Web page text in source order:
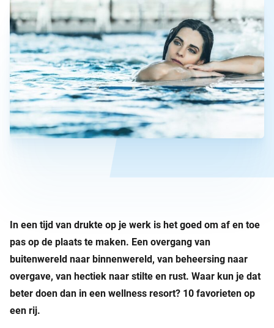
In een tijd van drukte op je werk is het goed om af en toe
pas op de plaats te maken. Een overgang van
buitenwereld naar binnenwereld, van beheersing naar
overgave, van hectiek naar stilte en rust. Waar kun je dat
beter doen dan in een wellness resort? 10 favorieten op
een rij.